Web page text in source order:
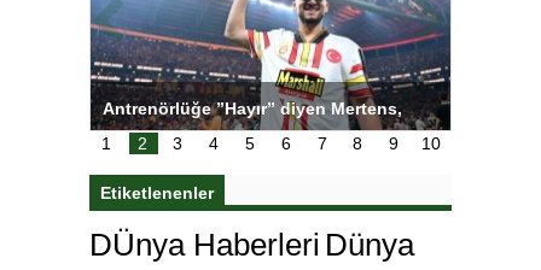
Antrenörlüğe ”Hayır” diyen Mertens,
Galatasaray’dan bakın ne istedi
1
2 3 4 5 6 7 8 9 10
Etiketlenenler
DÜnya Haberleri Dünya